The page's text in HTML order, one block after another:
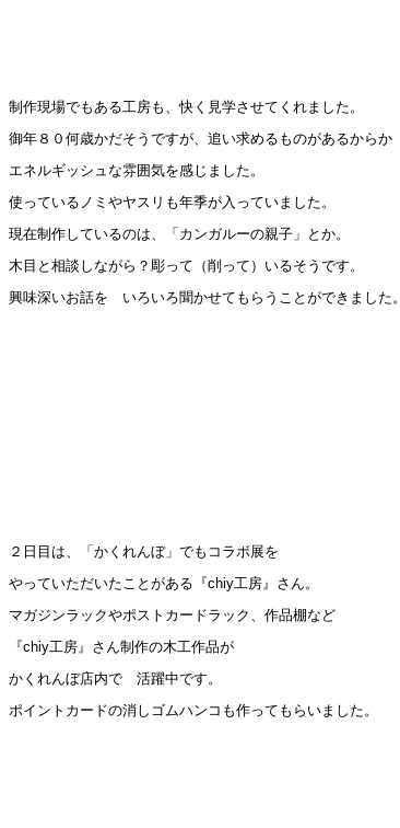
制作現場でもある工房も、快く見学させてくれました。
御年８０何歳かだそうですが、追い求めるものがあるからか
エネルギッシュな雰囲気を感じました。
使っているノミやヤスリも年季が入っていました。
現在制作しているのは、「カンガルーの親子」とか。
木目と相談しながら？彫って（削って）いるそうです。
興味深いお話を いろいろ聞かせてもらうことができました。
２日目は、「かくれんぼ」でもコラボ展を
やっていただいたことがある『chiy工房』さん。
マガジンラックやポストカードラック、作品棚など
『chiy工房』さん制作の木工作品が
かくれんぼ店内で 活躍中です。
ポイントカードの消しゴムハンコも作ってもらいました。